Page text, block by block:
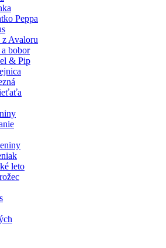
Peppa
z Avaloru
bobor
& Pip
leto